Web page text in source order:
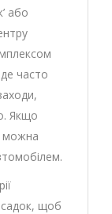
або
часто
Якщо
можна
садок, щоб